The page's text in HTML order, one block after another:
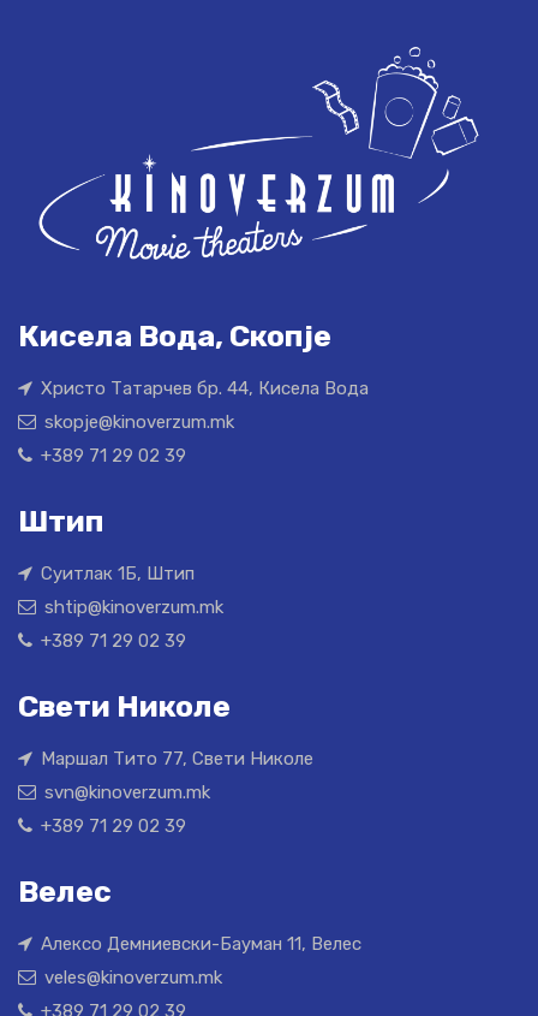
Кисела Вода, Скопје
Христо Татарчев бр. 44, Кисела Вода
skopje@kinoverzum.mk
+389 71 29 02 39
Штип
Суитлак 1Б, Штип
shtip@kinoverzum.mk
+389 71 29 02 39
Свети Николе
Маршал Тито 77, Свети Николе
svn@kinoverzum.mk
+389 71 29 02 39
Велес
Алексо Демниевски-Бауман 11, Велес
veles@kinoverzum.mk
+389 71 29 02 39